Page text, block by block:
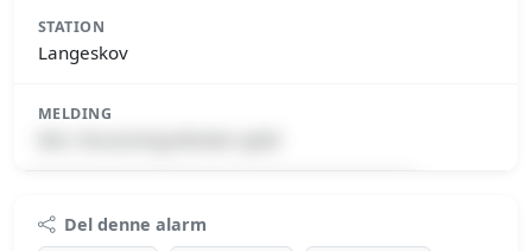
STATION
Langeskov
MELDING
Premium indhold
Log ind med Premium for at se meldingen.
Del denne alarm